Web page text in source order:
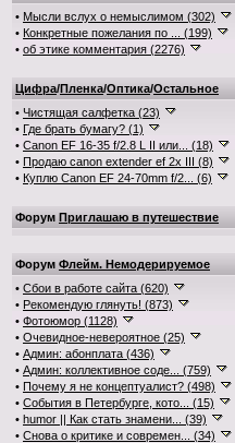
• Мысли вслух о немыслимом (302)
• Конкретные пожелания по ... (199)
• об этике комментария (2276)
Цифра/Пленка/Оптика/Остальное
• Чистящая салфетка (23)
• Где брать бумагу? (1)
• Canon EF 16-35 f/2.8 L II или... (18)
• Продаю canon extender ef 2x III (8)
• Куплю Canon EF 24-70mm f/2... (6)
Форум Приглашаю в путешествие
Форум Флейм. Немодерируемое
• Сбои в работе сайта (620)
• Рекомендую глянуть! (873)
• Фотоюмор (1128)
• Очевидное-невероятное (25)
• Админ: абонплата (436)
• Админ: коллективное соде... (759)
• Почему я не концептуалист? (498)
• События в Петербурге, кото... (15)
• humor || Как стать знамени... (39)
• Снова о критике и современ... (34)